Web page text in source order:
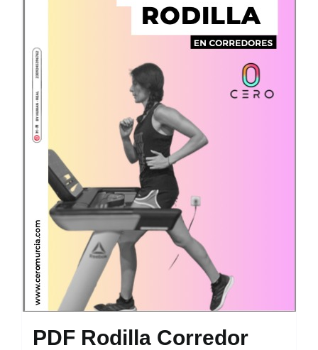
PDF Rodilla Corredor